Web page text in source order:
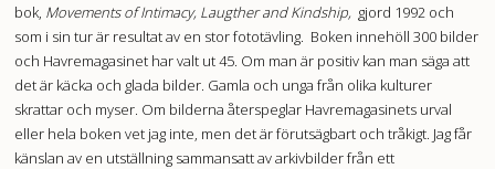
bok, Movements of Intimacy, Laugther and Kindship, gjord 1992 och
som i sin tur är resultat av en stor fototävling. Boken innehöll 300 bilder
och Havremagasinet har valt ut 45. Om man är positiv kan man säga att
det är käcka och glada bilder. Gamla och unga från olika kulturer
skrattar och myser. Om bilderna återspeglar Havremagasinets urval
eller hela boken vet jag inte, men det är förutsägbart och tråkigt. Jag får
känslan av en utställning sammansatt av arkivbilder från ett